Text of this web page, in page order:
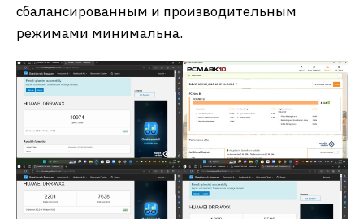
сбалансированным и производительным
режимами минимальна.